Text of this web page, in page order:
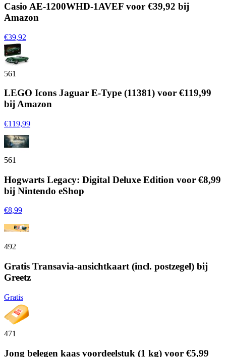
Casio AE-1200WHD-1AVEF voor €39,92 bij
Amazon
€39,92
561
LEGO Icons Jaguar E-Type (11381) voor €119,99
bij Amazon
€119,99
561
Hogwarts Legacy: Digital Deluxe Edition voor €8,99
bij Nintendo eShop
€8,99
492
Gratis Transavia-ansichtkaart (incl. postzegel) bij
Greetz
Gratis
471
Jong belegen kaas voordeelstuk (1 kg) voor €5,99